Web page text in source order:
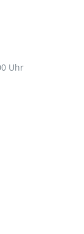
Uhr